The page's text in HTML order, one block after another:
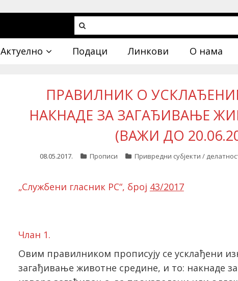
Актуелно Подаци Линкови О нама
ПРАВИЛНИК О
НАКНАДЕ ЗА ЗАГАЂИВАЊЕ
(ВАЖИ ДО
08.05.2017. Прописи Привредни субјекти /
„Службени гласник РС“, број 43/2017
Члан 1.
Овим правилником прописују се усклађени
загађивање животне средине, и то: накнаде